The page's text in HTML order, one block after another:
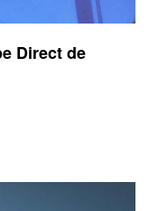
Direct de